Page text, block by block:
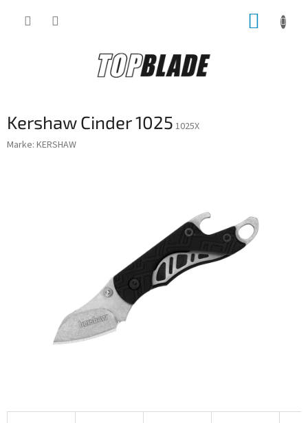
Kershaw Cinder 1025 1025X
Marke: KERSHAW